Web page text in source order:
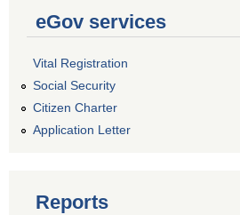
eGov services
Vital Registration
Social Security
Citizen Charter
Application Letter
Reports